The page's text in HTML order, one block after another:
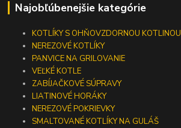
Najobľúbenejšie kategórie
KOTLÍKY S OHŇOVZDORNOU KOTLINOU
NEREZOVÉ KOTLÍKY
PANVICE NA GRILOVANIE
VEĽKÉ KOTLE
ZABÍJAČKOVÉ SÚPRAVY
LIATINOVÉ HORÁKY
NEREZOVÉ POKRIEVKY
SMALTOVANÉ KOTLÍKY NA GULÁŠ